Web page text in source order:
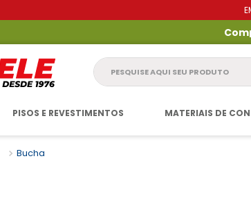
Pesquise aqui seu produto
PISOS E REVESTIMENTOS MATERIAIS DE
Bucha